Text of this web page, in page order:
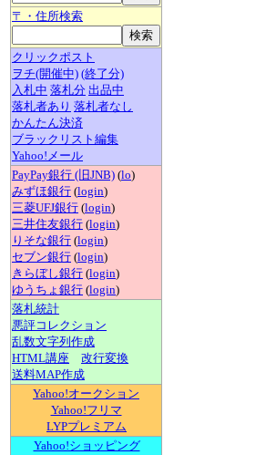
〒・住所検索
クリックポスト
ヲチ(開催中) (終了分)
入札中 落札分 出品中
落札者あり 落札者なし
かんたん決済
ブラックリスト編集
Yahoo!メール
PayPay銀行 (旧JNB) (lo)
みずほ銀行 (login)
三菱UFJ銀行 (login)
三井住友銀行 (login)
りそな銀行 (login)
セブン銀行 (login)
きらぼし銀行 (login)
ゆうちょ銀行 (login)
落札統計
悪評コレクション
乱数文字列作成
HTML講座
改行変換
送料MAP作成
Yahoo!オークション
Yahoo!フリマ
LYPプレミアム
Yahoo!ショッピング